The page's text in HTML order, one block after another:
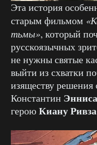
Эта история
старым фильмом
тьмы», который
русскоязычных
не нужны святые
выйти из схватки
изяществу решения
Константин Энниса
героюКиану Ривза